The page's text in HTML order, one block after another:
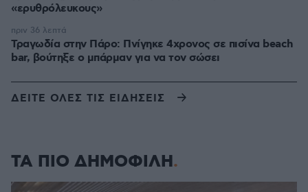
«ερυθρόλευκους»
Τραγωδία στην Πάρο: Πνίγηκε 4χρονος σε πισίνα beach
bar, βούτηξε ο μπάρμαν για να τον σώσει
πριν 36 λεπτά
ΔΕΙΤΕ ΟΛΕΣ ΤΙΣ ΕΙΔΗΣΕΙΣ
ΤΑ ΠΙΟ ΔΗΜΟΦΙΛΗ